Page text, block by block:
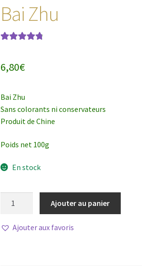
Bai Zhu
notations
6,80€
Bai Zhu
Sans colorants ni conservateurs
Produit de Chine
Poids net 100g
En stock
Zhu
Ajouter au panier
Ajouter aux favoris